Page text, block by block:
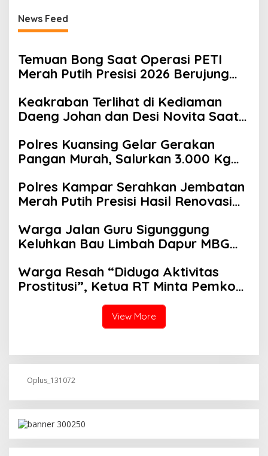
News Feed
Temuan Bong Saat Operasi PETI
Merah Putih Presisi 2026 Berujung
Keakraban Terlihat di Kediaman
Daeng Johan dan Desi Novita Saat
Rangka Acara Rutin Grup Info Lalu
Lintas sekaligus Doa Syukuran
Polres Kuansing Gelar Gerakan
Pangan Murah, Salurkan 3.000 Kg
Polres Kampar Serahkan Jembatan
Merah Putih Presisi Hasil Renovasi
Warga Jalan Guru Sigunggung
Keluhkan Bau Limbah Dapur MBG
Warga Resah “Diduga Aktivitas
Prostitusi”, Ketua RT Minta Pemko
Aktivitas Z Homestay di Jalan
Tanjung Datuk
View More
Oplus_131072